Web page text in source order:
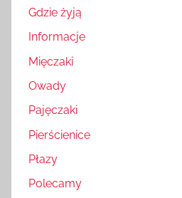
Gdzie żyją
Informacje
Mięczaki
Owady
Pajęczaki
Pierścienice
Płazy
Polecamy